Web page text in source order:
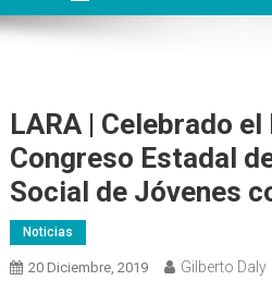
LARA | Celebrado
Congreso Estadal
Social de Jóvenes
Noticias
20 Diciembre, 2019 Gilberto Daly